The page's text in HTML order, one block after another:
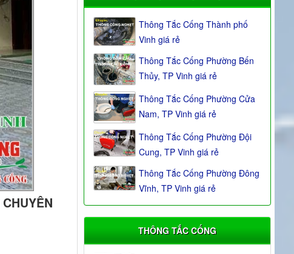
CHUYÊN
Thông Tắc Cống Thành phố
Vinh giá rẻ
Thông Tắc Cống Phường Bến
Thủy, TP Vinh giá rẻ
Thông Tắc Cống Phường Cửa
Nam, TP Vinh giá rẻ
Thông Tắc Cống Phường Đội
Cung, TP Vinh giá rẻ
Thông Tắc Cống Phường Đông
Vĩnh, TP Vinh giá rẻ
THÔNG TẮC CỐNG